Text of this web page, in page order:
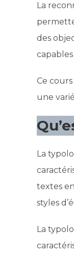
La
des
Ce
une
La
textes
styles
La